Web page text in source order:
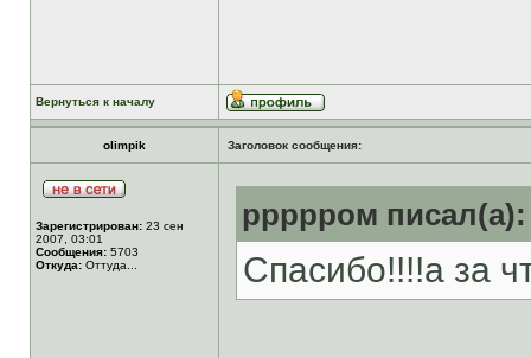
Вернуться к началу
olimpik Заголовок сообщения:
Зарегистрирован: 23 сен
2007, 03:01
Сообщения: 5703
Откуда: Оттуда...
ррррром писал(а):
Спасибо!!!!а за